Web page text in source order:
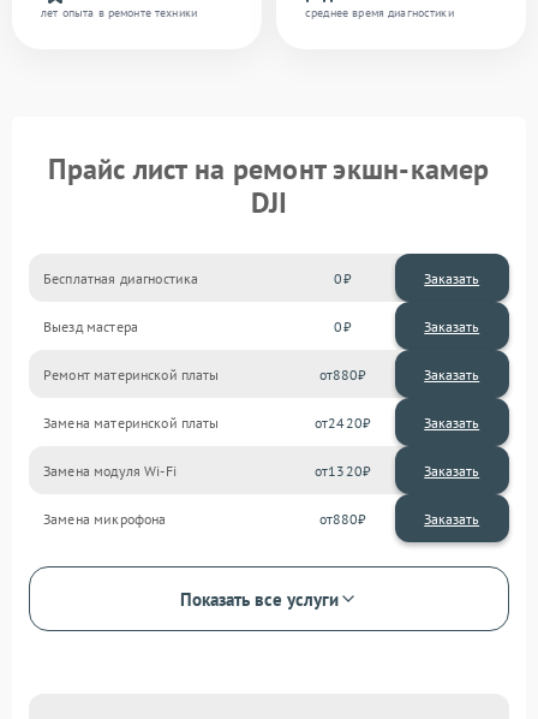
лет опыта в ремонте техники
среднее время диагностики
Прайс лист на ремонт экшн-камер
DJI
Бесплатная диагностика 0 Заказать
Выезд мастера 0 Заказать
Ремонт материнской платы 880
Замена материнской платы 2420
Замена модуля Wi-Fi 1320
Замена микрофона 880
Показать все услуги